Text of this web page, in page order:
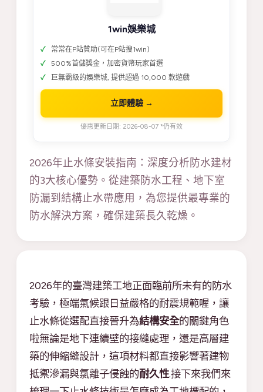
1win娛樂城
常常在P站贊助(可在P站搜1win)
500%首儲獎金，加密貨幣玩家首選
巨無霸級的娛樂城, 提供超過 10,000 款遊戲
立即體驗 →
優惠更新日期: 2026-08-07 *仍有效
2026年止水條安裝指南：深度分析防水建材
的3大核心優勢。從建築防水工程、地下室
防漏到結構止水帶應用，為您提供最專業的
防水解決方案，確保建築長久乾燥。
2026年的臺灣建築工地正面臨前所未有的防水
考驗，極端氣候跟日益嚴格的耐震規範喔，讓
止水條從選配直接晉升為結構安全的關鍵角色
啦無論是地下連續壁的接縫處理，還是高層建
築的伸縮縫設計，這項材料都直接影響著建物
抵禦滲漏與氯離子侵蝕的耐久性.接下來我們來